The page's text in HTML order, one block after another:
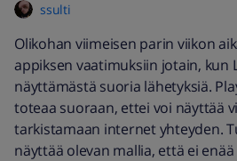
ssulti
Olikohan viimeisen parin viikon
appiksen vaatimuksiin jotain,
näyttämästä suoria lähetyksiä.
toteaa suoraan, ettei voi näyttää
tarkistamaan internet yhteyden.
näyttää olevan mallia, että ei